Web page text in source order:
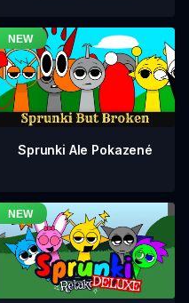
Sprunki Ale Pokazené